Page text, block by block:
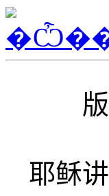
耶稣